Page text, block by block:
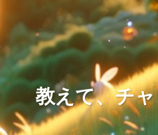
教えて、チ